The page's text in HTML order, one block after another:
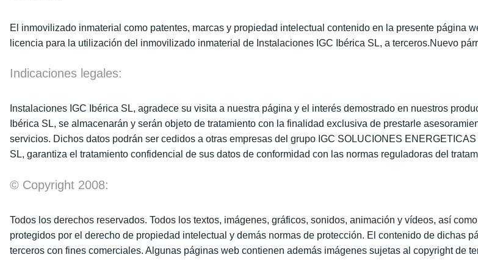
El inmovilizado inmaterial como patentes, marcas y propiedad intelectual contenido en la presente página
licencia para la utilización del inmovilizado inmaterial de Instalaciones IGC Ibérica SL, a terceros.Nuevo
Indicaciones legales:
Instalaciones IGC Ibérica SL, agradece su visita a nuestra página y el interés demostrado en nuestros
Ibérica SL, se almacenarán y serán objeto de tratamiento con la finalidad exclusiva de prestarle
servicios. Dichos datos podrán ser cedidos a otras empresas del grupo IGC SOLUCIONES
SL, garantiza el tratamiento confidencial de sus datos de conformidad con las normas reguladoras del
© Copyright 2008:
Todos los derechos reservados. Todos los textos, imágenes, gráficos, sonidos, animación y vídeos, así
protegidos por el derecho de propiedad intelectual y demás normas de protección. El contenido de dichas
terceros con fines comerciales. Algunas páginas web contienen además imágenes sujetas al copyright de